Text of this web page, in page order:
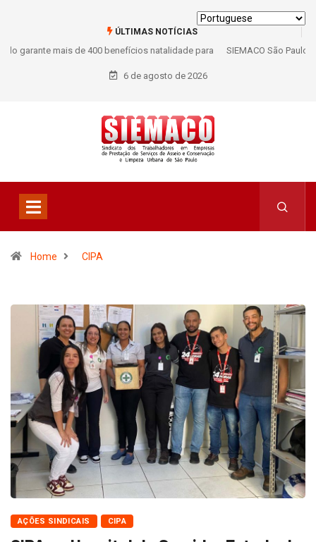
ÚLTIMAS NOTÍCIAS
SIEMACO São Paulo marca presença em conferência internacional que
debate os desafios do setor de limpeza e segurança
6 de agosto de 2026
Home CIPA
AÇÕES SINDICAIS CIPA